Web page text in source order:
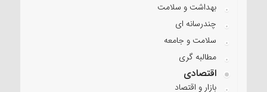
بهداشت و سلامت
چندرسانه ای
سلامت و جامعه
مطالبه گری
اقتصادی
بازار و اقتصاد